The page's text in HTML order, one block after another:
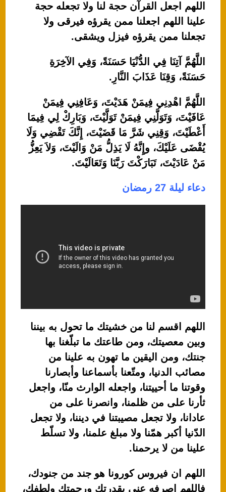
اللهم اجعل القرآن حجة لنا ولا تجعله حجة
علينا اللهم اجعلنا ممن يقرؤه فيرقى ولا
تجعلنا ممن يقرؤه فيزل ويشقى.
اللَّهُمَّ آتِنَا فِي الدُّنْيَا حَسَنَةً، وَفِي الآخِرَةِ
حَسَنَةً، وَقِنَا عَذَابَ النَّارِ.
اللَّهُمَّ اهْدِنِي فِيمَنْ هَدَيْتَ، وَعَافِنِي فِيمَنْ
عَافَيْتَ، وَتَوَلَّنِي فِيمَنْ تَوَلَّيْتَ، وَبَارِكْ لِي فِيمَا
أَعْطَيْتَ، وَقِنِي شَرَّ مَا قَضَيْتَ، إِنَّكَ تَقْضِي وَلَا
يُقْضَى عَلَيْكَ، وإِنَّهُ لَا يَذِلُّ مَنْ وَالَيْتَ، وَلاَ يَعِزُّ
مَنْ عَادَيْتَ، تَبَارَكْتَ رَبَّنَا وَتَعَالَيْتَ.
دعاء ليلة 27 رمضان
اللهم اقسم لنا من خشيتك ما تحول به بيننا
وبين معصيتك، ومن طاعتك ما تبلّغنا بها
جنتك، ومن اليقين ما تهون به علينا من
مصائب الدنيا، ومتّعنا بأسماعنا وأبصارنا
وقوتنا ما أحييتنا، واجعله الوارث منّا، واجعل
ثأرنا على من ظلمنا، وانصرنا على من
عادانا، ولا تجعل مصيبتنا في ديننا، ولا تجعل
الدّنيا أكبر همّنا ولا مبلغ علمنا، ولا تسلّط
علينا من لا يرحمنا.
اللهم ان فيروس كورونا هو جند من جنودك،
فاللهم اصرفه عني بقدرتك ورحمتك ولطفك،